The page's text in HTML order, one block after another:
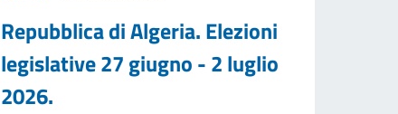
Repubblica di Algeria. Elezioni
legislative 27 giugno - 2 luglio
2026.